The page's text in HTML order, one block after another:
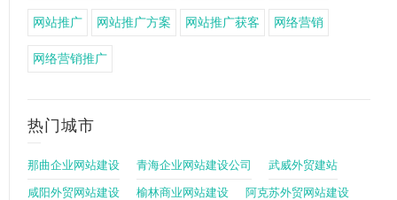
网站推广 网站推广方案 网站推广获客 网络营销
网络营销推广
热门城市
那曲企业网站建设 青海企业网站建设公司 武威外贸建站
咸阳外贸网站建设 榆林商业网站建设 阿克苏外贸网站建设